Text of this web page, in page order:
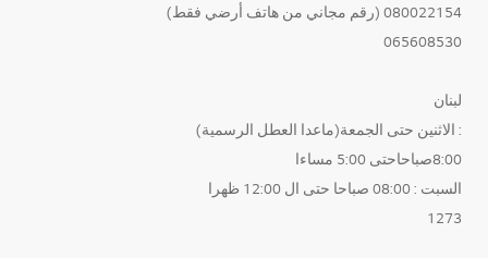
080022154 (رقم مجاني من هاتف أرضي فقط)
065608530
لبنان
: الاثنين حتى الجمعة(ماعدا العطل الرسمية)
8:00صباحاحتى 5:00 مساءا
السبت : 08:00 صباحا حتى ال 12:00 ظهرا
1273